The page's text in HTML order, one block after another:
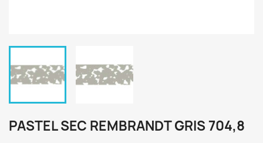
PASTEL SEC REMBRANDT GRIS 704,8